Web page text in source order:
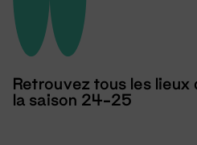
Retrouvez tous les lieux
la saison 24-25